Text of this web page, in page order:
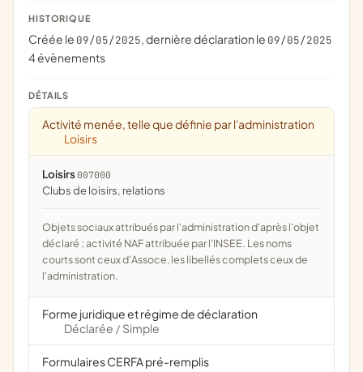
HISTORIQUE
Créée le 09/05/2025, dernière déclaration le 09/05/2025
4 évènements
DÉTAILS
Activité menée, telle que définie par l'administration
Loisirs
Loisirs 007000
clubs de loisirs, relations
Objets sociaux attribués par l'administration d'après l'objet
déclaré ; activité NAF attribuée par l'INSEE. Les noms
courts sont ceux d'Assoce, les libellés complets ceux de
l'administration.
Forme juridique et régime de déclaration
Déclarée / Simple
Formulaires CERFA pré-remplis